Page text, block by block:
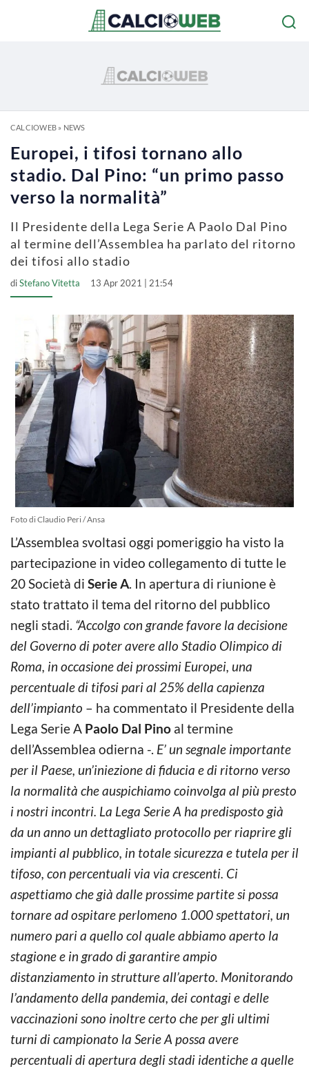
CALCIOWEB» NEWS
Europei, i tifosi tornano allo
stadio. Dal Pino: “un primo passo
verso la normalità”
Il Presidente della Lega Serie A Paolo Dal Pino
al termine dell’Assemblea ha parlato del ritorno
dei tifosi allo stadio
diStefano Vitetta 13 Apr 2021 | 21:54
Foto di Claudio Peri / Ansa
L’Assemblea svoltasi oggi pomeriggio ha visto la
partecipazione in video collegamento di tutte le
20 Società di Serie A. In apertura di riunione è
stato trattato il tema del ritorno del pubblico
negli stadi. “Accolgo con grande favore la decisione
del Governo di poter avere allo Stadio Olimpico di
Roma, in occasione dei prossimi Europei, una
percentuale di tifosi pari al 25% della capienza
dell’impianto – ha commentato il Presidente della
Lega Serie A Paolo Dal Pino al termine
dell’Assemblea odierna -. E’ un segnale importante
per il Paese, un’iniezione di fiducia e di ritorno verso
la normalità che auspichiamo coinvolga al più presto
i nostri incontri. La Lega Serie A ha predisposto già
da un anno un dettagliato protocollo per riaprire gli
impianti al pubblico, in totale sicurezza e tutela per il
tifoso, con percentuali via via crescenti. Ci
aspettiamo che già dalle prossime partite si possa
tornare ad ospitare perlomeno 1.000 spettatori, un
numero pari a quello col quale abbiamo aperto la
stagione e in grado di garantire ampio
distanziamento in strutture all’aperto. Monitorando
l’andamento della pandemia, dei contagi e delle
vaccinazioni sono inoltre certo che per gli ultimi
turni di campionato la Serie A possa avere
percentuali di apertura degli stadi identiche a quelle